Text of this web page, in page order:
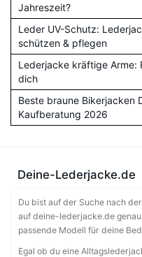
Jahreszeit?
Leder UV-Schutz:
schützen & pflegen
Lederjacke kräftige
dich
Beste braune Bikerjacken
Kaufberatung 2026
Deine-Lederjacke.de
Du bist auf der Suche nach
auf deine-lederjacke.de
passende Modell für deine
Egal ob du eine